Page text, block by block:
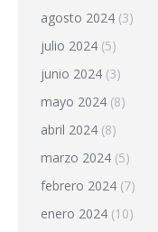
agosto 2024 (3)
julio 2024 (5)
junio 2024 (3)
mayo 2024 (8)
abril 2024 (8)
marzo 2024 (5)
febrero 2024 (7)
enero 2024 (10)